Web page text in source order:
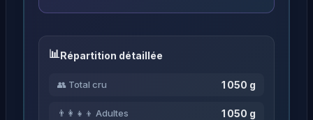
Répartition détaillée
👥 Total cru 1 050 g
👨‍👩‍👧‍👦 Adultes 1 050 g